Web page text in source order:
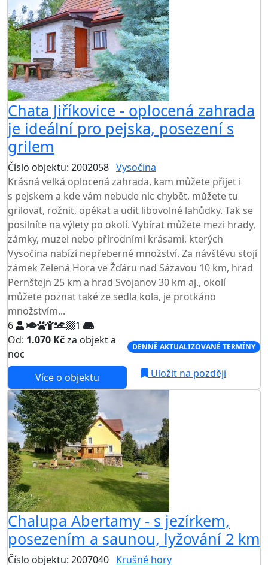
Chata Jiříkovice - oplocená zahrada
je ideální pro pejska, posezení s
grilem
Číslo objektu: 2002058 Vysočina
Krásná velká oplocená zahrada, kam můžete přijet i
s pejskem a kde vám nebude nic chybět, můžete tu
grilovat, rožnit, opékat a udit libovolné lahůdky. Tak se
posilníte na výlety po okolí. Vybírat můžete mezi hrady,
zámky, muzei nebo přírodními krásami, kterých
Vysočina nabízí nepřeberné množství. Za návštěvu stojí
zámek Zelená Hora ve Žďáru nad Sázavou 10 km, hrad
Pernštejn 25 km a hrad Svojanov 30 km aj., okolí
můžete poznat také ze sedla kola, je protkáno
množstvím...
6
1
Od: 1.070 Kčza objekt a
noc
DENNĚ AKTUALIZOVANÉ TERMÍNY
Více o objektu Uložit na později
Chalupa Abertamy - s jezírkem,
posezením a saunou, lyžování 2 km
Číslo objektu: 2007040 Krušné hory